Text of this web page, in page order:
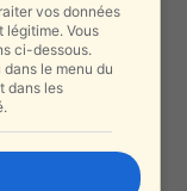
une avancée
sur
à Marseille et
auraient été
« cerveau
vos données
légitime. Vous
ci-dessous.
le menu du
dans les